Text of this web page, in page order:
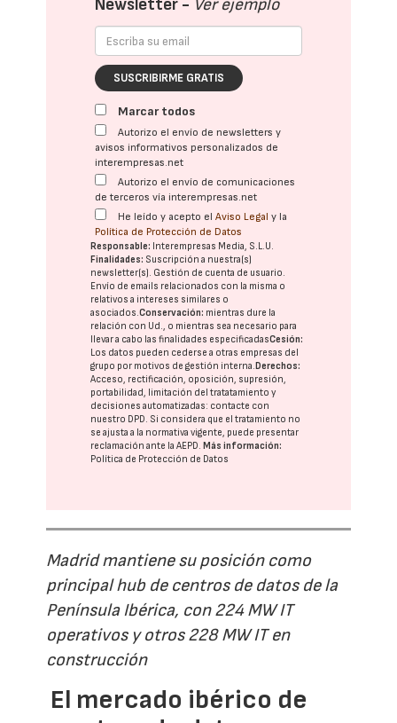
Newsletter - Ver ejemplo
SUSCRIBIRME GRATIS
Marcar todos
Autorizo el envío de newsletters y
avisos informativos personalizados de
interempresas.net
Autorizo el envío de comunicaciones
de terceros vía interempresas.net
He leído y acepto elAviso Legal y la
Política de Protección de Datos
Responsable: Interempresas Media, S.L.U.
Finalidades: Suscripción a nuestra(s)
newsletter(s). Gestión de cuenta de usuario.
Envío de emails relacionados con la misma o
relativos a intereses similares o
asociados.Conservación: mientras dure la
relación con Ud., o mientras sea necesario para
llevar a cabo las finalidades especificadasCesión:
Los datos pueden cederse a otras empresas del
grupo por motivos de gestión interna. Derechos:
Acceso, rectificación, oposición, supresión,
portabilidad, limitación del tratatamiento y
decisiones automatizadas: contacte con
nuestro DPD. Si considera que el tratamiento no
se ajusta a la normativa vigente, puede presentar
reclamación ante laAEPD. Más información:
Política de Protección de Datos
Madrid mantiene su posición como
principal hub de centros de datos de la
Península Ibérica, con 224 MW IT
operativos y otros 228 MW IT en
construcción
El mercado ibérico de